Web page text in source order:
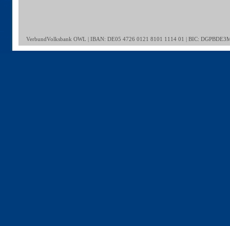
VerbundVolksbank OWL | IBAN: DE05 4726 0121 8101 1114 01 | BIC: